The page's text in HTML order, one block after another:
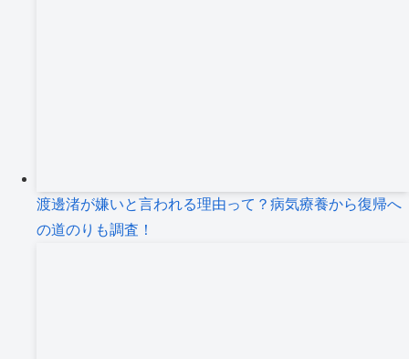
渡邊渚が嫌いと言われる理由って？病気療養から復帰へ
の道のりも調査！